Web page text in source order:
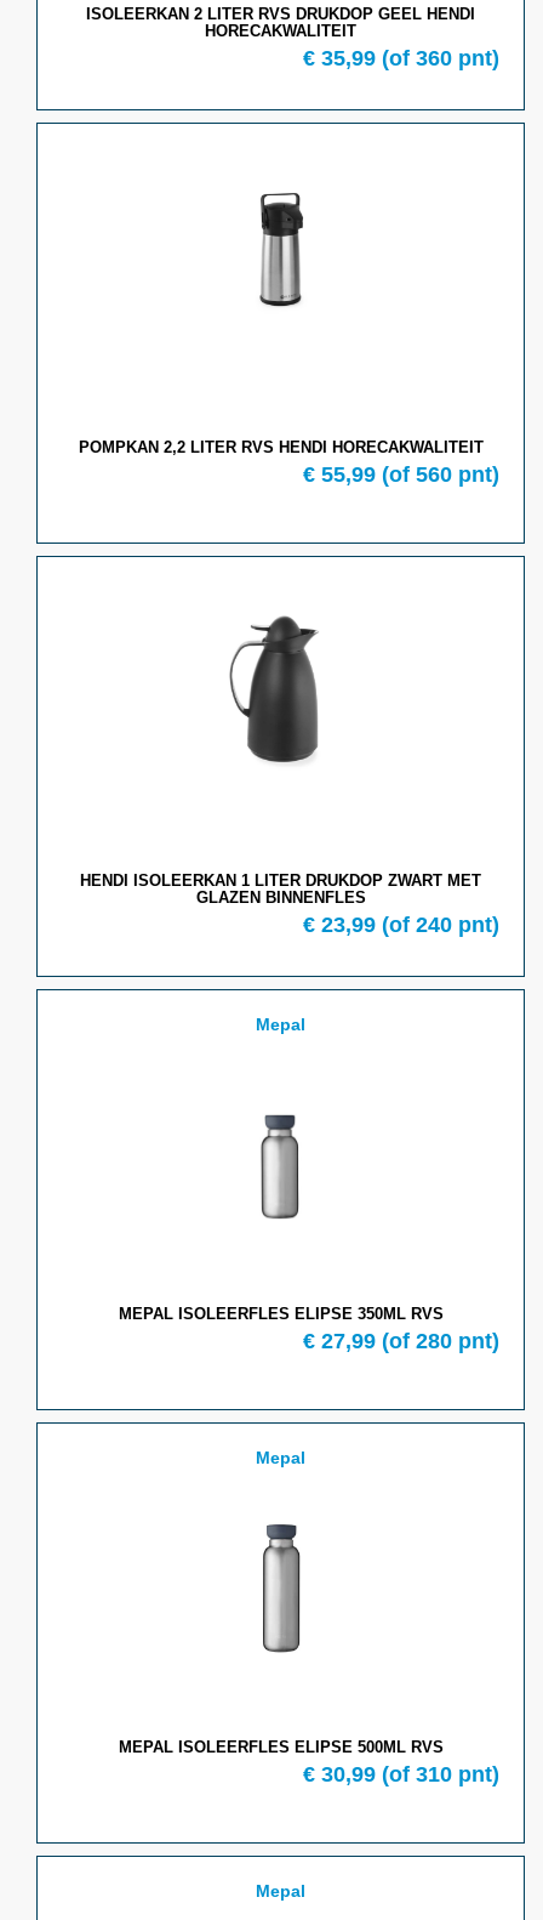
ISOLEERKAN 2 LITER RVS DRUKDOP GEEL HENDI
HORECAKWALITEIT
€ 35,99 (of 360 pnt)
POMPKAN 2,2 LITER RVS HENDI HORECAKWALITEIT
€ 55,99 (of 560 pnt)
HENDI ISOLEERKAN 1 LITER DRUKDOP ZWART MET
GLAZEN BINNENFLES
€ 23,99 (of 240 pnt)
Mepal
MEPAL ISOLEERFLES ELIPSE 350ML RVS
€ 27,99 (of 280 pnt)
Mepal
MEPAL ISOLEERFLES ELIPSE 500ML RVS
€ 30,99 (of 310 pnt)
Mepal